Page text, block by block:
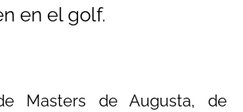
en el golf.
Masters de Augusta, de